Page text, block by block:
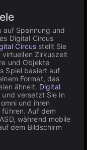
auf Spannung und
Digital Circus
Circus stellt Sie
Zirkuszelt
und Objekte
Spiel basiert auf
Format, das
ähnelt. Digital
versetzt Sie in
und ihren
Auf dem
während mobile
dem Bildschirm